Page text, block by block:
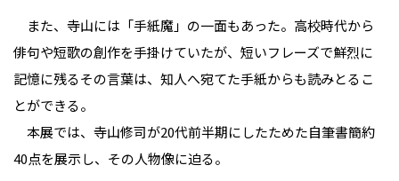
また、寺山には「手紙魔」の一面もあった。高校時代から
俳句や短歌の創作を手掛けていたが、短いフレーズで鮮烈に
記憶に残るその言葉は、知人へ宛てた手紙からも読みとるこ
とができる。
本展では、寺山修司が20代前半期にしたためた自筆書簡約
40点を展示し、その人物像に迫る。